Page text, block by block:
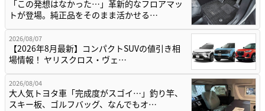
「この発想はなかった…」革新的なフロアマッ
トが登場。純正品をそのまま活かせる…
2026/08/07
【2026年8月最新】コンパクトSUVの値引き相
場情報！ ヤリスクロス・ヴェ…
2026/08/04
大人気トヨタ車「完成度がスゴイ…」釣り竿、
スキー板、ゴルフバッグ、なんでもオ…